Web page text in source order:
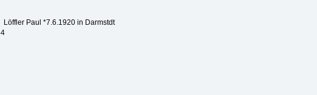
Paul *7.6.1920 in Darmstdt